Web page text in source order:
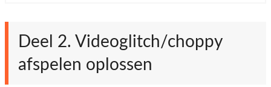
Deel 2. Videoglitch/choppy
afspelen oplossen